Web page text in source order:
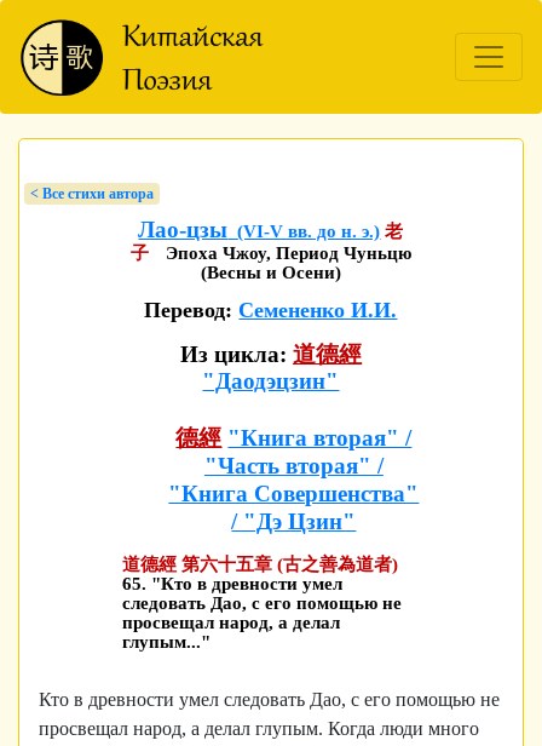
< Bсе стихи автора
Лао-цзы (VI-V вв. до н. э.) 老
子
Эпоха Чжоу, Период Чуньцю
(Весны и Осени)
Перевод:Семененко И.И.
Из цикла: 道德經
"Даодэцзин"
德經 "Книга вторая" /
"Часть вторая" /
"Книга Совершенства"
/ "Дэ Цзин"
道德經 第六十五章 (古之善為道者)
65. "Кто в древности умел
следовать Дао, с его помощью не
просвещал народ, а делал
глупым..."
Кто в древности умел следовать Дао, с его помощью не
просвещал народ, а делал глупым. Когда люди много